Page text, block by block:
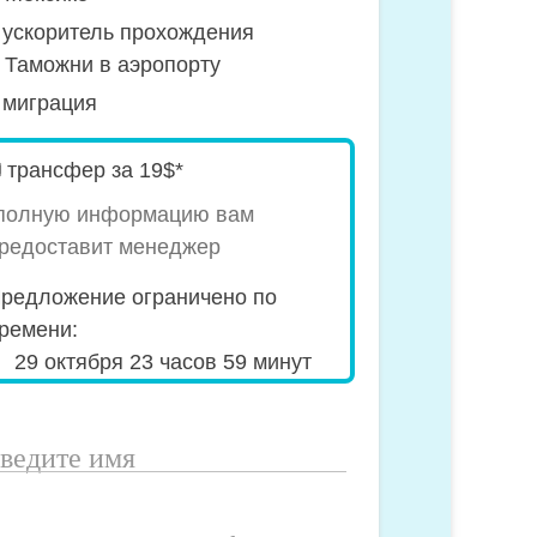
прохождения
Таможни в аэропорту
трансфер за 19$*
информацию вам
менеджер
ограничено по
29 октября 23 часов 59 минут